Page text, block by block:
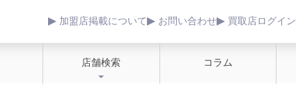
加盟店掲載について お問い合わせ 買取店ログイン
店舗検索 コラム